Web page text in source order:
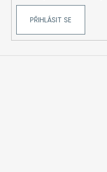
PŘIHLÁSIT SE